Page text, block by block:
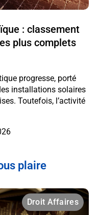
: classement
plus complets
progresse, porté
installations solaires
Toutefois, l’activité
plaire
Droit Affaires